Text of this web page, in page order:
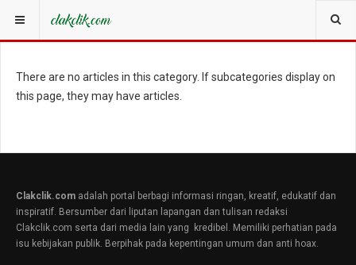
YOU ARE HERE:
There are no articles in this category. If subcategories display on
this page, they may have articles.
Clakclik.com adalah portal berbagi informasi ringan, kreatif, edukatif dan
inspiratif. Bersumber dari liputan lapangan dan tulisan redaksi
Clakclik.com serta dari media lain yang kredibel. Memiliki perhatian pada
isu kebijakan publik. Berpihak pada kepentingan umum dan anti hoax.